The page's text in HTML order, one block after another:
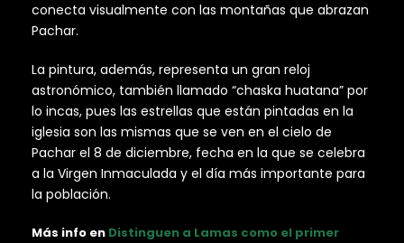
conecta visualmente con las montañas que abrazan
Pachar.
La pintura, además, representa un gran reloj
astronómico, también llamado “chaska huatana” por
lo incas, pues las estrellas que están pintadas en la
iglesia son las mismas que se ven en el cielo de
Pachar el 8 de diciembre, fecha en la que se celebra
a la Virgen Inmaculada y el día más importante para
la población.
Más info en Distinguen a Lamas como el primer